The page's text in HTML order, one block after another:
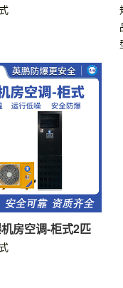
房空调-柜式2匹